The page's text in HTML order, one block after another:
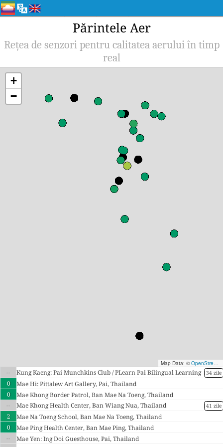
Părintele Aer
Rețea de senzori pentru calitatea aerului în timp
real
+
−
Map Data: © OpenStreetMap contributors
-- 34 zile
Kung Kaeng: Pai Munchkins Club / PLearn Pai Bilingual Learning
Center, Thailand
0
Mae Hi: Pittalew Art Gallery, Pai, Thailand
0
Mae Khong Border Patrol, Ban Mae Na Toeng, Thailand
--
41 zile
Mae Khong Health Center, Ban Wiang Nua, Thailand
2
Mae Na Toeng School, Ban Mae Na Toeng, Thailand
0
Mae Ping Health Center, Ban Mae Ping, Thailand
--
Mae Yen: Ing Doi Guesthouse, Pai, Thailand